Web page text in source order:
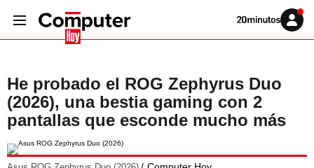
Volver
Iniciar
sesión
He probado el ROG Zephyrus Duo
(2026), una bestia gaming con 2
pantallas que esconde mucho más